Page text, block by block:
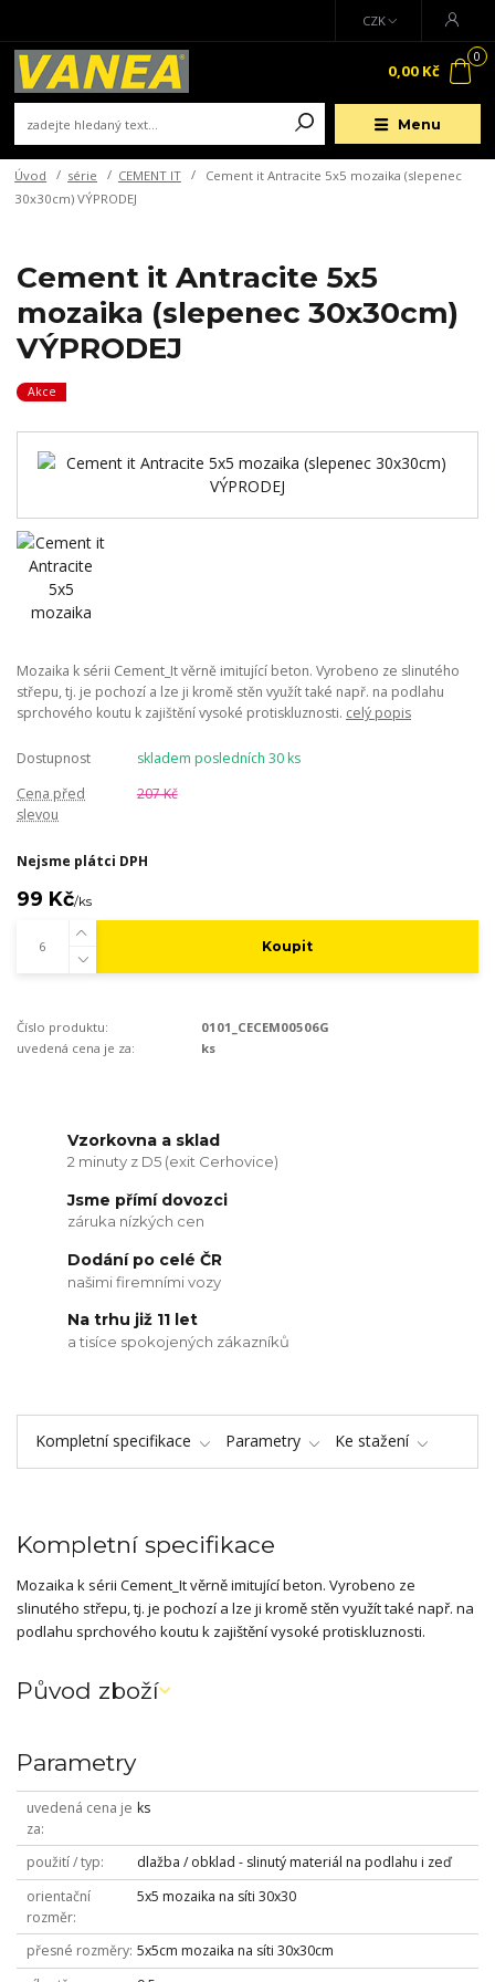
Menu
CZK
0
0,00 Kč
Úvod série CEMENT IT
Cement it Antracite 5x5 mozaika (slepenec
30x30cm) VÝPRODEJ
Cement it Antracite 5x5
mozaika (slepenec 30x30cm)
VÝPRODEJ
Akce
Mozaika k sérii Cement_It věrně imitující beton. Vyrobeno ze slinutého
střepu, tj. je pochozí a lze ji kromě stěn využít také např. na podlahu
sprchového koutu k zajištění vysoké protiskluznosti. celý popis
Dostupnost
skladem posledních 30 ks
Cena před
slevou
207 Kč
Nejsme plátci DPH
99 Kč/ks
Koupit
Číslo produktu:
0101_CECEM00506G
uvedená cena je za:
ks
Vzorkovna a sklad
2 minuty z D5 (exit Cerhovice)
Jsme přímí dovozci
záruka nízkých cen
Dodání po celé ČR
našimi firemními vozy
Na trhu již 11 let
a tisíce spokojených zákazníků
Kompletní specifikace Parametry Ke stažení
Kompletní specifikace
Mozaika k sérii Cement_It věrně imitující beton. Vyrobeno ze
slinutého střepu, tj. je pochozí a lze ji kromě stěn využít také např. na
podlahu sprchového koutu k zajištění vysoké protiskluznosti.
Původ zboží
Parametry
uvedená cena je
za
ks
použití / typ
dlažba / obklad - slinutý materiál na podlahu i zeď
orientační
rozměr
5x5 mozaika na síti 30x30
přesné rozměry 5x5cm mozaika na síti 30x30cm